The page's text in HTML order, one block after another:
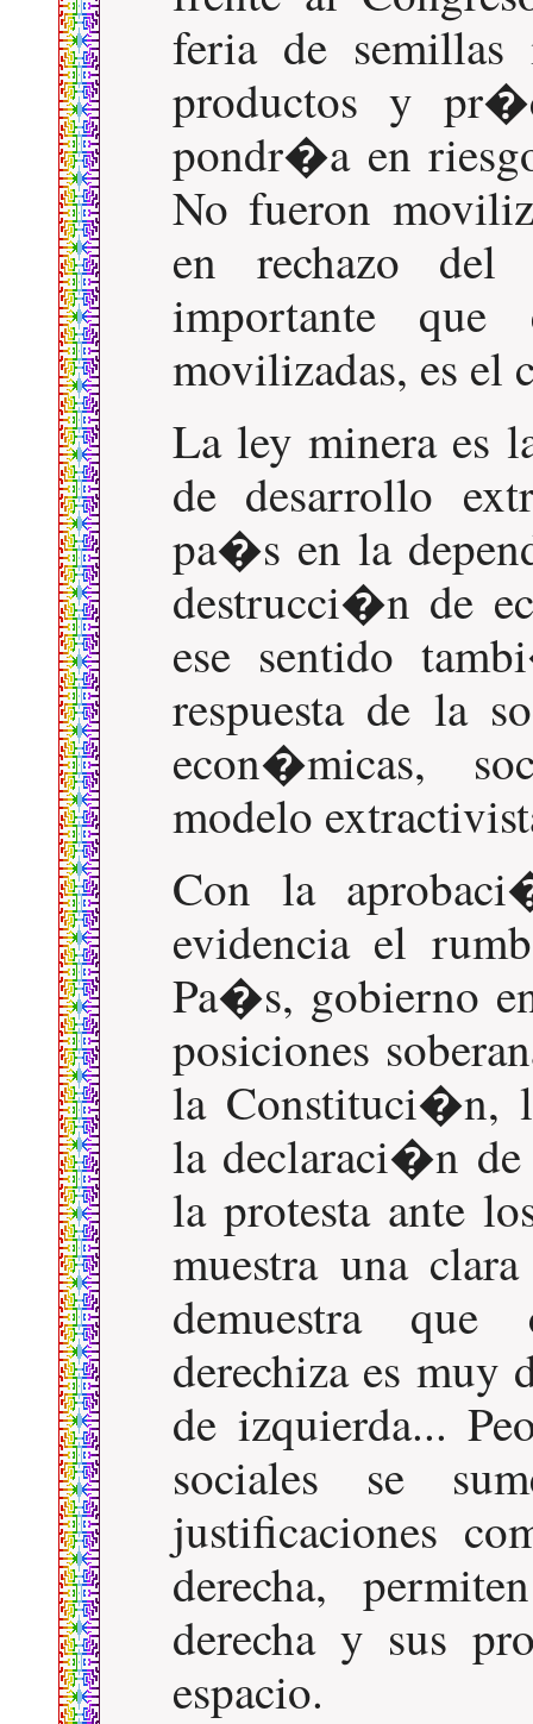
feria de semillas
productos y
pondr�a en
No fueron
en rechazo
importante
movilizadas, es el
La ley minera es
de desarrollo
pa�s en la
destrucci�n de
ese sentido
respuesta de la
econ�micas,
modelo
Con la
evidencia el
Pa�s, gobierno
posiciones
la Constituci�n,
la declaraci�n
la protesta ante
muestra una
demuestra
derechiza es muy
de izquierda...
sociales se
justificaciones
derecha,
derecha y sus
espacio.